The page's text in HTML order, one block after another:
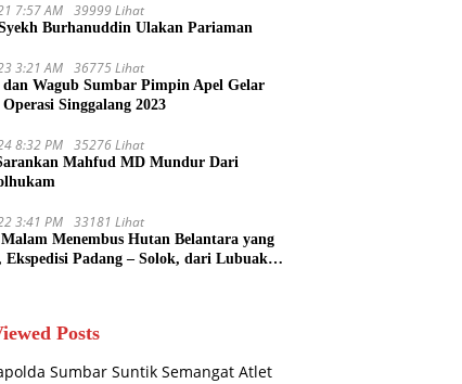
7:57 AM 39999 Lihat
Burhanuddin Ulakan Pariaman
3:21 AM 36775 Lihat
Wagub Sumbar Pimpin Apel Gelar
Singgalang 2023
8:32 PM 35276 Lihat
Mahfud MD Mundur Dari
3:41 PM 33181 Lihat
Menembus Hutan Belantara yang
Ekspedisi Padang – Solok, dari Lubuak
Posts
Sumbar Suntik Semangat Atlet